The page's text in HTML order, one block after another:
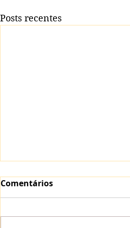
Posts recentes
Comentários